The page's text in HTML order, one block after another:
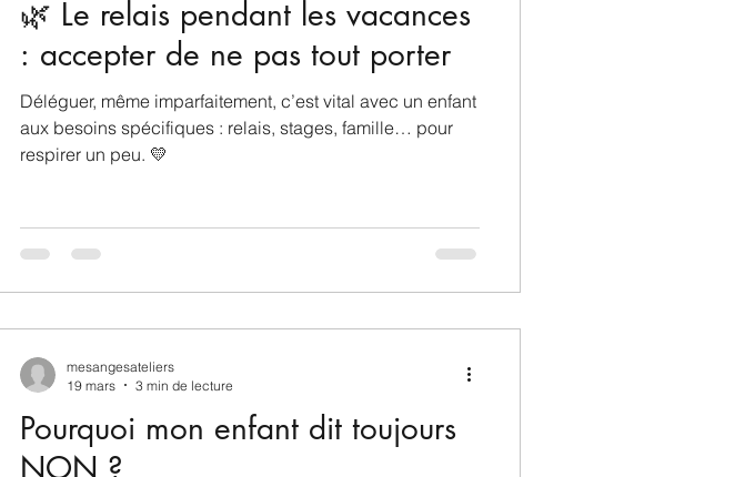
🌿 Le relais pendant les vacances
: accepter de ne pas tout porter
Déléguer, même imparfaitement, c’est vital avec un enfant
aux besoins spécifiques : relais, stages, famille… pour
respirer un peu. 💛
Pourquoi mon enfant dit toujours
NON ?
mesangesateliers
19 mars
3 min de lecture